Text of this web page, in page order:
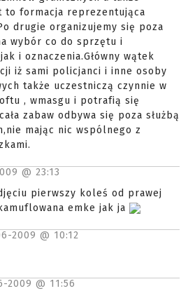
to formacja reprezentująca
drugie organizujemy się poza
wybór co do sprzętu i
i oznaczenia.Główny wątek
iż sami policjanci i inne osoby
także uczestniczą czynnie w
, wmasgu i potrafią się
zabaw odbywa się poza służbą
mając nic wspólnego z
@ 23:13
pierwszy koleś od prawej
emke jak ja
2009 @ 10:12
2009 @ 11:56